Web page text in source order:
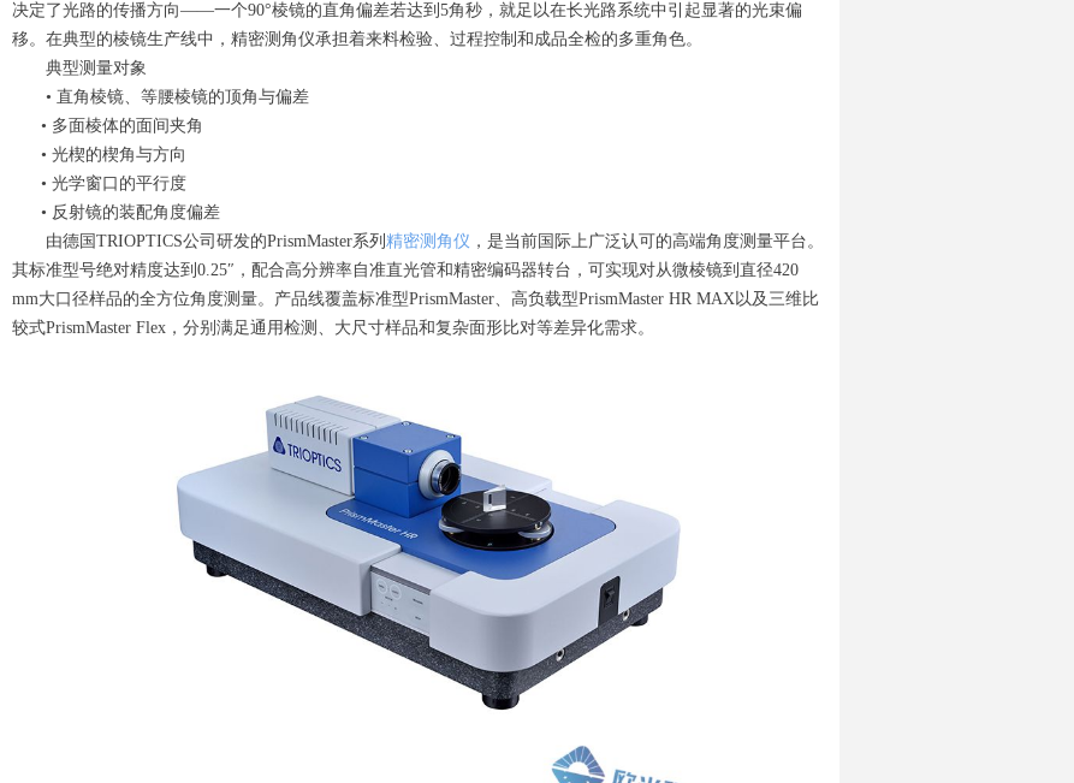
决定了光路的传播方向——一个90°棱镜的直角偏差若达到5角秒，就足以在长光路系统中引起显著的光束偏
移。在典型的棱镜生产线中，精密测角仪承担着来料检验、过程控制和成品全检的多重角色。
典型测量对象
• 直角棱镜、等腰棱镜的顶角与偏差
• 多面棱体的面间夹角
• 光楔的楔角与方向
• 光学窗口的平行度
• 反射镜的装配角度偏差
由德国TRIOPTICS公司研发的PrismMaster系列 精密测角仪 ，是当前国际上广泛认可的高端角度测量平台。
其标准型号绝对精度达到0.25″，配合高分辨率自准直光管和精密编码器转台，可实现对从微棱镜到直径420
mm大口径样品的全方位角度测量。产品线覆盖标准型PrismMaster、高负载型PrismMaster HR MAX以及三维比
较式PrismMaster Flex，分别满足通用检测、大尺寸样品和复杂面形比对等差异化需求。